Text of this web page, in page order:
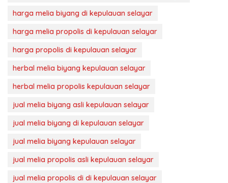
harga melia biyang di kepulauan selayar
harga melia propolis di kepulauan selayar
harga propolis di kepulauan selayar
herbal melia biyang kepulauan selayar
herbal melia propolis kepulauan selayar
jual melia biyang asli kepulauan selayar
jual melia biyang di kepulauan selayar
jual melia biyang kepulauan selayar
jual melia propolis asli kepulauan selayar
jual melia propolis di di kepulauan selayar